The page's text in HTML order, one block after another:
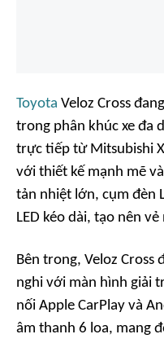
Toyota Veloz Cross
trong phân khúc xe đa
trực tiếp từ Mitsubishi
với thiết kế mạnh mẽ
tản nhiệt lớn, cụm đèn
LED kéo dài, tạo nên
Bên trong, Veloz
nghi với màn hình giải
nối Apple CarPlay và
âm thanh 6 loa, mang